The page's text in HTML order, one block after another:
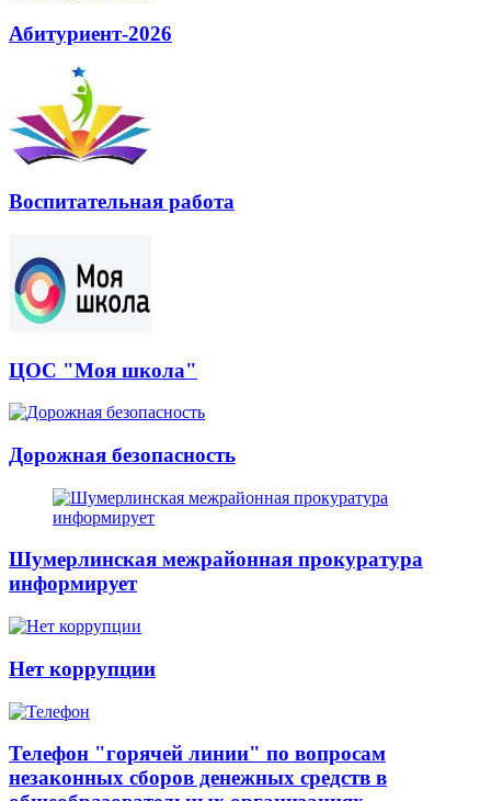
Абитуриент-2026
Воспитательная работа
ЦОС "Моя школа"
Дорожная безопасность
Шумерлинская межрайонная прокуратура
информирует
Нет коррупции
Телефон "горячей линии" по вопросам
незаконных сборов денежных средств в